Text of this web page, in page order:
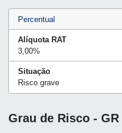
Percentual
Alíquota RAT
3,00%
Situação
Risco grave
Grau de Risco - GR